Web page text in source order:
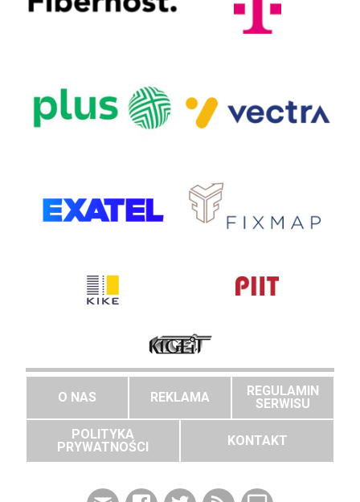
O NAS REKLAMA
REGULAMIN
SERWISU
POLITYKA
PRYWATNOŚCI
KONTAKT